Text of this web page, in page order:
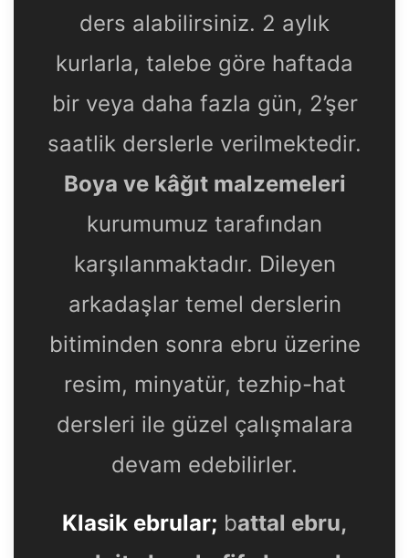
ders alabilirsiniz. 2 aylık
kurlarla, talebe göre haftada
bir veya daha fazla gün, 2’şer
saatlik derslerle verilmektedir.
Boya ve kâğıt malzemeleri
kurumumuz tarafından
karşılanmaktadır. Dileyen
arkadaşlar temel derslerin
bitiminden sonra ebru üzerine
resim, minyatür, tezhip-hat
dersleri ile güzel çalışmalara
devam edebilirler.
Klasik ebrular; battal ebru,